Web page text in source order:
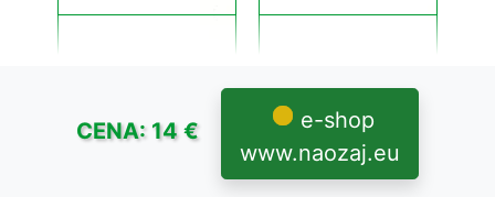
CENA: 14 €
e-shop
www.naozaj.eu